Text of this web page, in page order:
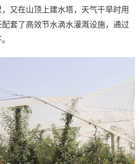
又在山顶上建水塔，天气干旱时用
套了高效节水滴水灌溉设施，通过